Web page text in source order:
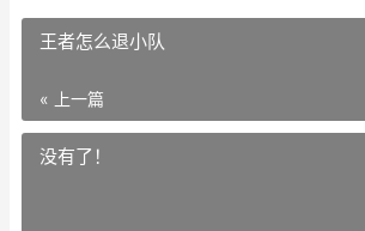
王者怎么退小队
« 上一篇
没有了！